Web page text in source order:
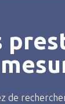
de